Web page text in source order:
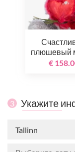
плюшевый
€
3 Укажите
Tallinn